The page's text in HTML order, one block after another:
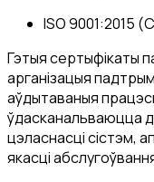
ISO 9001:2015
Гэтыя сертыфікаты
арганізацыя
аўдытаваныя
ўдасканальваюцца
цэласнасці сістэм,
якасці